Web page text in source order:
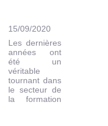
15/09/2020
Les dernières
années ont
été un
véritable
tournant dans
le secteur de
la formation